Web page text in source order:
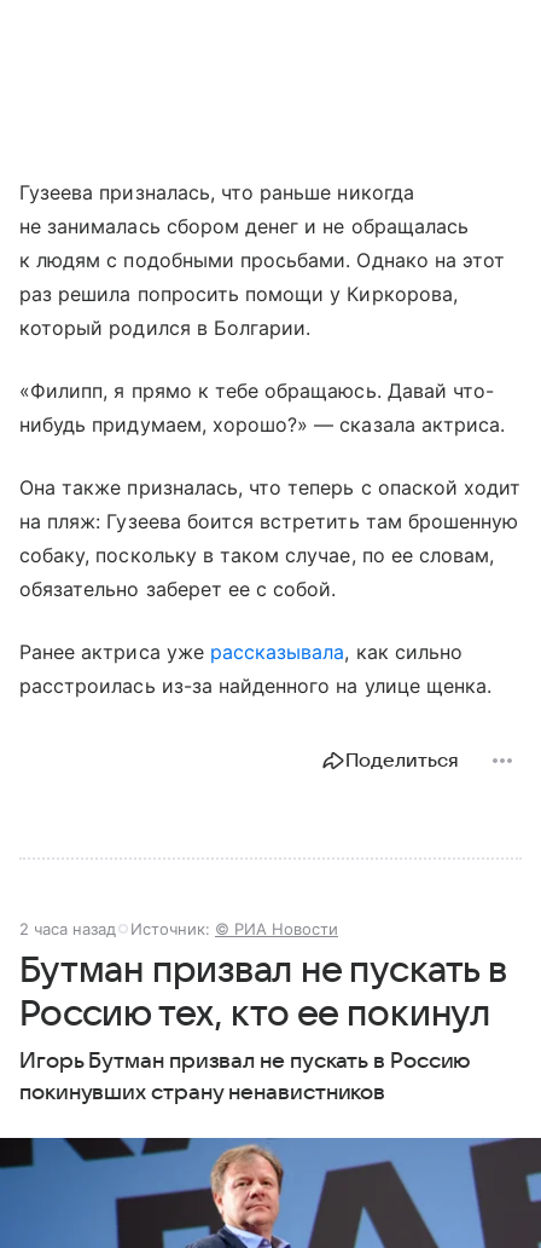
Гузеева призналась, что раньше никогда
не занималась сбором денег и не обращалась
к людям с подобными просьбами. Однако на этот
раз решила попросить помощи у Киркорова,
который родился в Болгарии.
«Филипп, я прямо к тебе обращаюсь. Давай что-
нибудь придумаем, хорошо?» — сказала актриса.
Она также призналась, что теперь с опаской ходит
на пляж: Гузеева боится встретить там брошенную
собаку, поскольку в таком случае, по ее словам,
обязательно заберет ее с собой.
Ранее актриса уже рассказывала, как сильно
расстроилась из-за найденного на улице щенка.
Поделиться
2 часа назад Источник: © РИА Новости
Бутман призвал не пускать в
Россию тех, кто ее покинул
Игорь Бутман призвал не пускать в Россию
покинувших страну ненавистников